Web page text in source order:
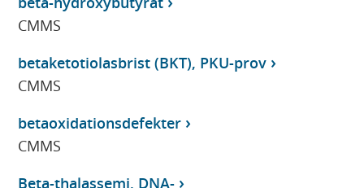
CMMS
betaketotiolasbrist (BKT), PKU-prov
CMMS
betaoxidationsdefekter
CMMS
Beta-thalassemi, DNA-